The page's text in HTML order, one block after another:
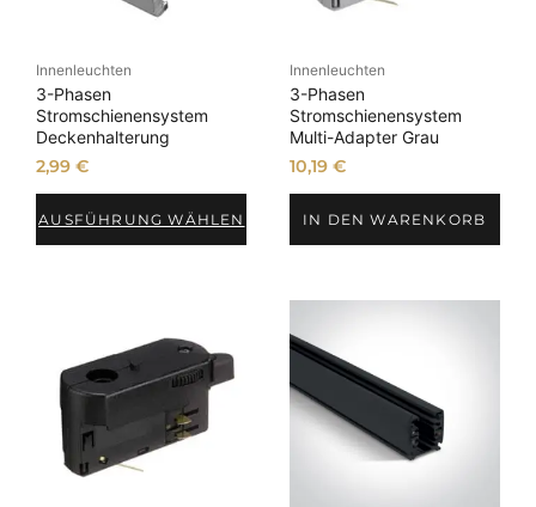
Innenleuchten
3-Phasen
Stromschienensystem
Deckenhalterung
2,99€
AUSFÜHRUNG WÄHLEN
Innenleuchten
3-Phasen
Stromschienensystem
Multi-Adapter Grau
10,19 €
IN DEN WARENKORB